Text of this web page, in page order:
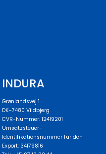
INDURA
Grønlandsvej 1
DK-7480 Vildbjerg
CVR-Nummer: 12419201
Umsatzsteuer-
Identifikationsnummer für den
Export: 34179816